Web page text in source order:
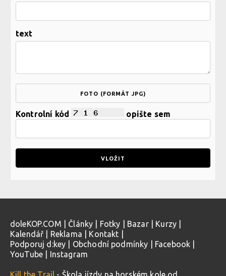
text
FOTO (FORMÁT JPG)
Kontrolní kód opište sem
doleKOP.COM Články Fotky Bazar| Kurzy
Kalendář
Reklama Kontakt
Podporuj d:key
Obchodní podmínky Facebook
YouTube
Instagram